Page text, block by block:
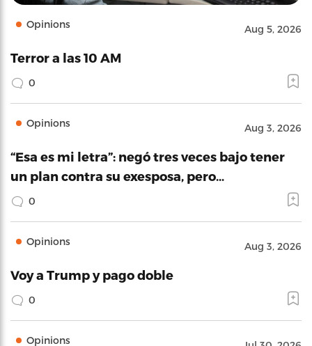
Opinions Aug 5, 2026
Terror a las 10 AM
0
Opinions Aug 3, 2026
“Esa es mi letra”: negó tres veces bajo tener
un plan contra su exesposa, pero…
0
Opinions Aug 3, 2026
Voy a Trump y pago doble
0
Opinions